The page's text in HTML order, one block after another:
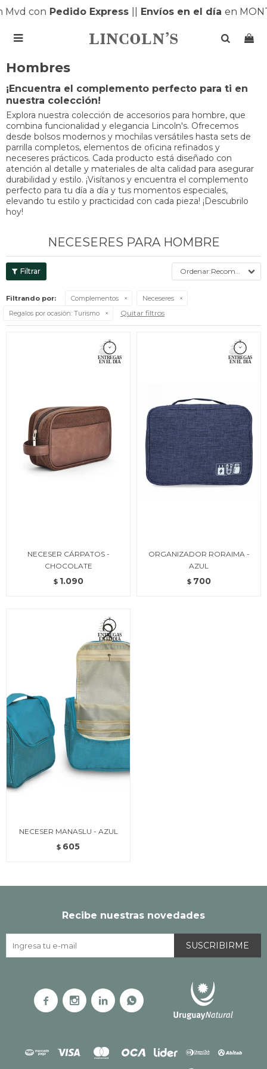
conPedido Express| Envíos en el díaen

Hombres
¡Encuentra el complemento perfecto para ti en
nuestra colección!
Explora nuestra colección de accesorios para hombre, que
combina funcionalidad y elegancia Lincoln's. Ofrecemos
desde bolsos modernos y mochilas versátiles hasta sets de
parrilla completos, elementos de oficina refinados y
neceseres prácticos. Cada producto está diseñado con
atención al detalle y materiales de alta calidad para asegurar
durabilidad y estilo. ¡Visítanos y encuentra el complemento
perfecto para tu día a día y tus momentos especiales,
elevando tu estilo y practicidad con cada pieza! ¡Descubrilo
hoy!
NECESERES PARA HOMBRE
Recomendados
Filtrando por: Complementos
Neceseres
Regalos por ocasión: Turismo Quitar filtros
NECESER CÁRPATOS -
CHOCOLATE
$ 1.090
ORGANIZADOR RORAIMA -
AZUL
$ 700
NECESER MANASLU - AZUL
$ 605
Recibe nuestras novedades
SUSCRIBIRME
   